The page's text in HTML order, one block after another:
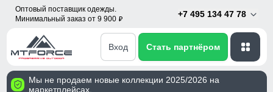
Оптовый поставщик одежды.
Минимальный заказ от 9 900 p
+7 495 134 47 78
Вход Стать партнёром
Мы не продаем новые коллекции 2025/2026 на
маркетплейсах.